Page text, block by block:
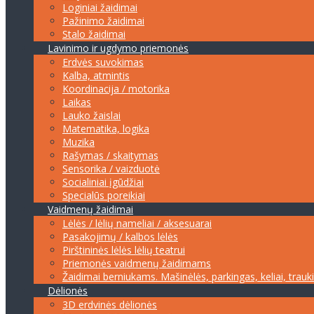
Loginiai žaidimai
Pažinimo žaidimai
Stalo žaidimai
Lavinimo ir ugdymo priemonės
Erdvės suvokimas
Kalba, atmintis
Koordinacija / motorika
Laikas
Lauko žaislai
Matematika, logika
Muzika
Rašymas / skaitymas
Sensorika / vaizduotė
Socialiniai įgūdžiai
Specialūs poreikiai
Vaidmenų žaidimai
Lėlės / lėlių nameliai / aksesuarai
Pasakojimų / kalbos lėlės
Pirštininės lėlės lėlių teatrui
Priemonės vaidmenų žaidimams
Žaidimai berniukams. Mašinėlės, parkingas, keliai,
Dėlionės
3D erdvinės dėlionės